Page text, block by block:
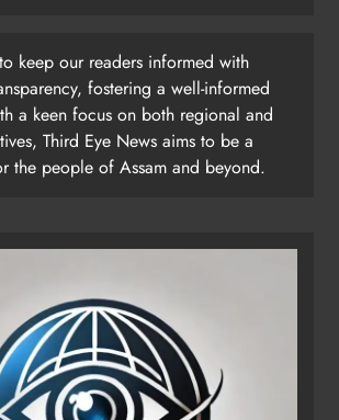
keep our readers informed with
fostering a well-informed
a keen focus on both regional and
Third Eye News aims to be a
the people of Assam and beyond.